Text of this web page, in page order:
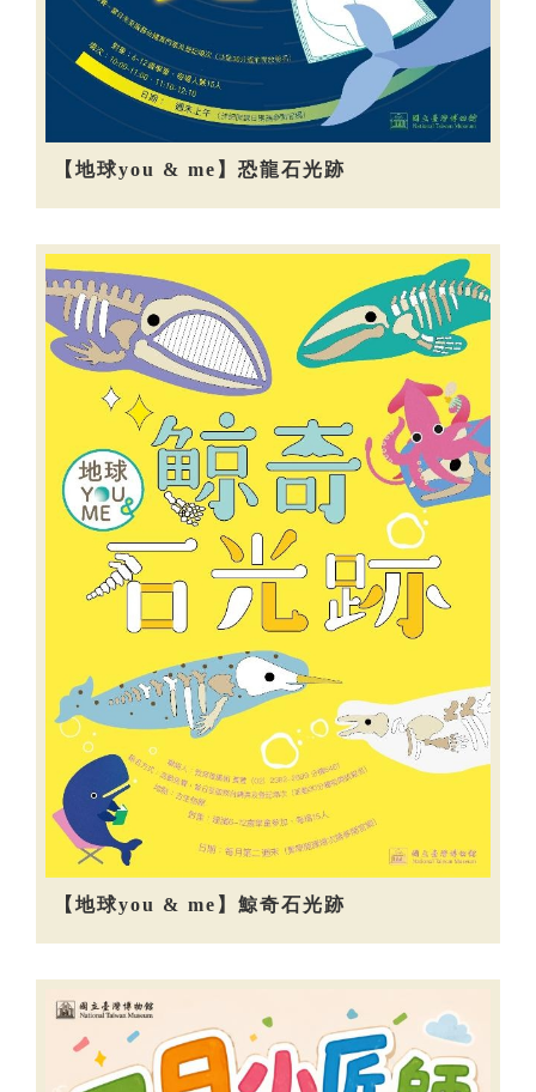
【地球you & me】恐龍石光跡
【地球you & me】鯨奇石光跡